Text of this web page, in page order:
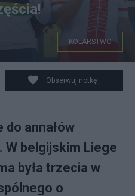
Fot. PAP/EPA/JULIEN
KOLARSTWO
Obserwuj notkę
annałów
belgijskim Liege
była trzecia w
o